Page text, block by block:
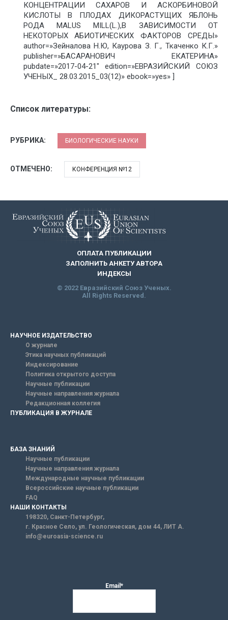
КОНЦЕНТРАЦИИ САХАРОВ И АСКОРБИНОВОЙ
КИСЛОТЫ В ПЛОДАХ ДИКОРАСТУЩИХ ЯБЛОНЬ
РОДА MALUS MILL(L.),В ЗАВИСИМОСТИ ОТ
НЕКОТОРЫХ АБИОТИЧЕСКИХ ФАКТОРОВ СРЕДЫ»
author=»Зейналова Н.Ю, Каурова З. Г., Ткаченко К.Г.»
publisher=»БАСАРАНОВИЧ ЕКАТЕРИНА»
pubdate=»2017-04-21″ edition=»ЕВРАЗИЙСКИЙ СОЮЗ
УЧЕНЫХ_ 28.03.2015_03(12)» ebook=»yes» ]
Список литературы:
РУБРИКА: БИОЛОГИЧЕСКИЕ НАУКИ
ОТМЕЧЕНО: КОНФЕРЕНЦИЯ №12
ОПЛАТА ПУБЛИКАЦИИ
ЗАПОЛНИТЬ АНКЕТУ АВТОРА
ИНДЕКСЫ
© 2022 Евразийский Союз Ученых.
All Rights Reserved.
НАУЧНОЕ ИЗДАТЕЛЬСТВО
О журнале
Этика научных публикаций
Индексирование
Политика открытого доступа
Научные публикации
Научные направления журнала
Редакционная коллегия
ПУБЛИКАЦИЯ В ЖУРНАЛЕ
БАЗА ЗНАНИЙ
Научные публикации
Научные направления журнала
Международные научные публикации
Всероссийские научные публикации
FAQ
НАШИ КОНТАКТЫ
198320, Санкт-Петербург,
г. Красное Село, ул. Геологическая, дом 44, ЛИТ А.
info@euroasia-science.ru
Email*